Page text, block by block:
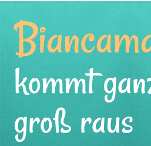
kommt
groß raus